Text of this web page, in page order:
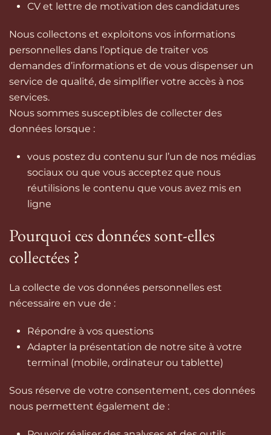
CV et lettre de motivation des candidatures
Nous collectons et exploitons vos informations
personnelles dans l’optique de traiter vos
demandes d’informations et de vous dispenser un
service de qualité, de simplifier votre accès à nos
services.
Nous sommes susceptibles de collecter des
données lorsque :
vous postez du contenu sur l’un de nos médias
sociaux ou que vous acceptez que nous
réutilisions le contenu que vous avez mis en
ligne
Pourquoi ces données sont-elles
collectées ?
La collecte de vos données personnelles est
nécessaire en vue de :
Répondre à vos questions
Adapter la présentation de notre site à votre
terminal (mobile, ordinateur ou tablette)
Sous réserve de votre consentement, ces données
nous permettent également de :